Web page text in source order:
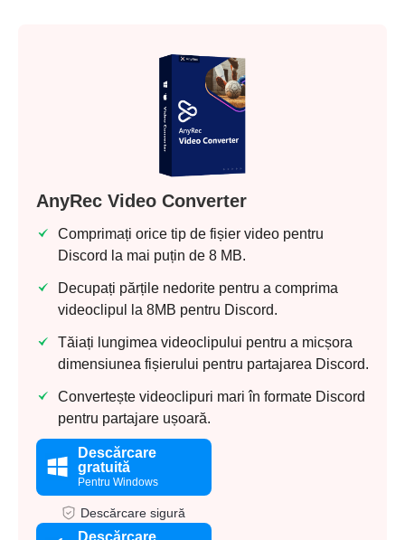
AnyRec Video Converter
Comprimați orice tip de fișier video pentru
Discord la mai puțin de 8 MB.
Decupați părțile nedorite pentru a comprima
videoclipul la 8MB pentru Discord.
Tăiați lungimea videoclipului pentru a micșora
dimensiunea fișierului pentru partajarea Discord.
Convertește videoclipuri mari în formate Discord
pentru partajare ușoară.
Descărcare
gratuită
Pentru Windows
Descărcare sigură
Descărcare